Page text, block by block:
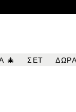
🎄 ΣΕΤ